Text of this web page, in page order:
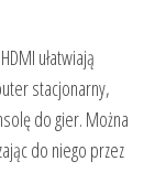
ułatwiają
stacjonarny,
do gier. Można
do niego przez